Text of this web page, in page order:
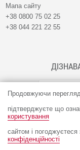
Продовжуючи
підтверджуєте що
користування
сайтом і погоджуєтеся
конфіденційності
Мапа сайту
+38 0800 75 02 25
+38 044 221 22 55
©